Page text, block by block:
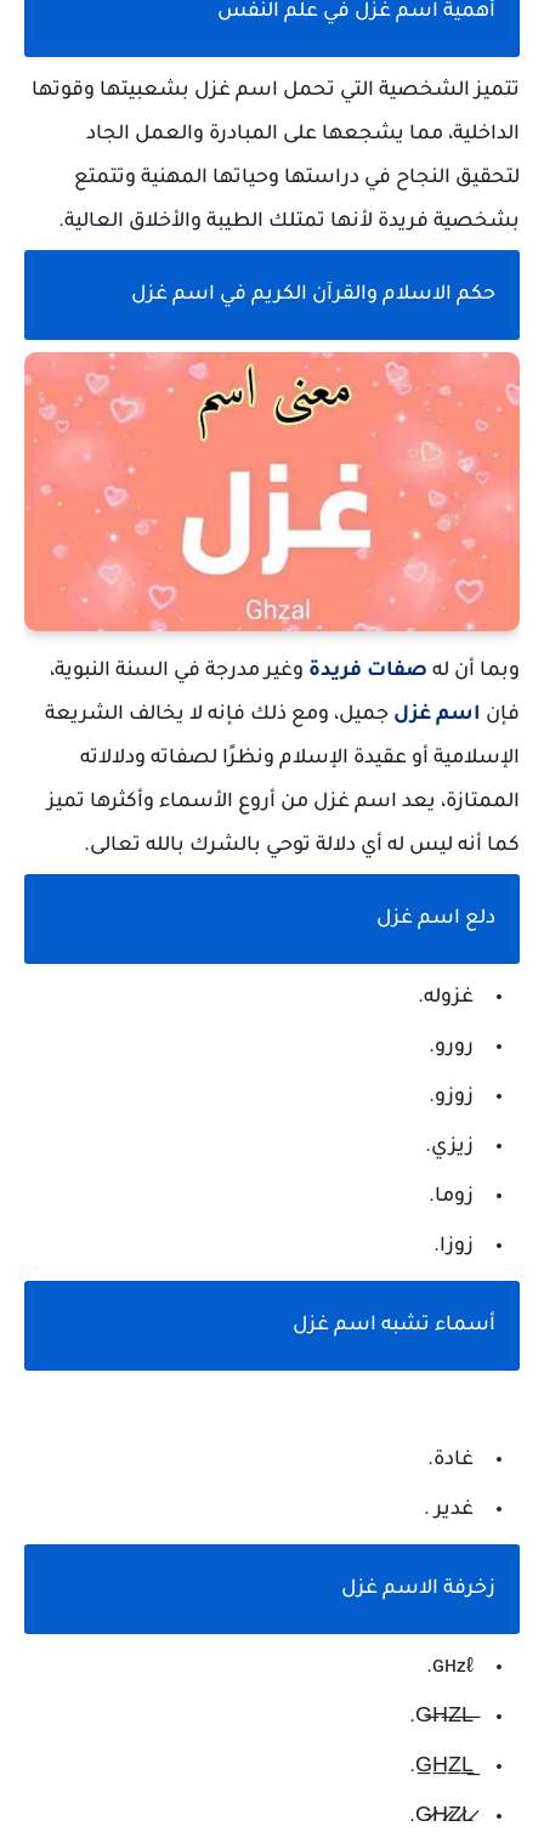
أهمية اسم غزل في علم النفس
تتميز الشخصية التي تحمل اسم غزل بشعبيتها وقوتها
الداخلية، مما يشجعها على المبادرة والعمل الجاد
لتحقيق النجاح في دراستها وحياتها المهنية وتتمتع
بشخصية فريدة لأنها تمتلك الطيبة والأخلاق العالية.
حكم الاسلام والقرآن الكريم في اسم غزل
وبما أن له صفات فريدة وغير مدرجة في السنة النبوية،
فإن اسم غزل جميل، ومع ذلك فإنه لا يخالف الشريعة
الإسلامية أو عقيدة الإسلام ونظرًا لصفاته ودلالاته
الممتازة، يعد اسم غزل من أروع الأسماء وأكثرها تميز
كما أنه ليس له أي دلالة توحي بالشرك بالله تعالى.
دلع اسم غزل
غزوله.
رورو.
زوزو.
زيزي.
زوما.
زوزا.
أسماء تشبه اسم غزل
غادة.
غدير .
زخرفة الاسم غزل
ɢнzℓ.
G̷H̷Z̷L̷.